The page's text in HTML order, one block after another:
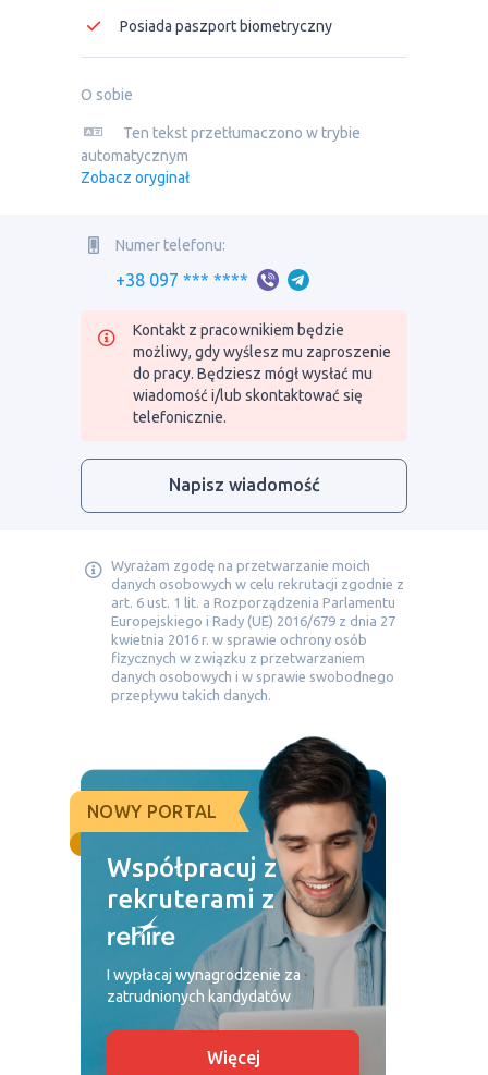
Posiada paszport biometryczny
O sobie
Ten tekst przetłumaczono w trybie
automatycznym
Zobacz oryginał
Numer telefonu:
+38 097 *** ****
Kontakt z pracownikiem będzie
możliwy, gdy wyślesz mu zaproszenie
do pracy. Będziesz mógł wysłać mu
wiadomość i/lub skontaktować się
telefonicznie.
Napisz wiadomość
Wyrażam zgodę na przetwarzanie moich
danych osobowych w celu rekrutacji zgodnie z
art. 6 ust. 1 lit. a Rozporządzenia Parlamentu
Europejskiego i Rady (UE) 2016/679 z dnia 27
kwietnia 2016 r. w sprawie ochrony osób
fizycznych w związku z przetwarzaniem
danych osobowych i w sprawie swobodnego
przepływu takich danych.
NOWY PORTAL
Współpracuj z
rekruterami z
I wypłacaj wynagrodzenie za
zatrudnionych kandydatów
Więcej